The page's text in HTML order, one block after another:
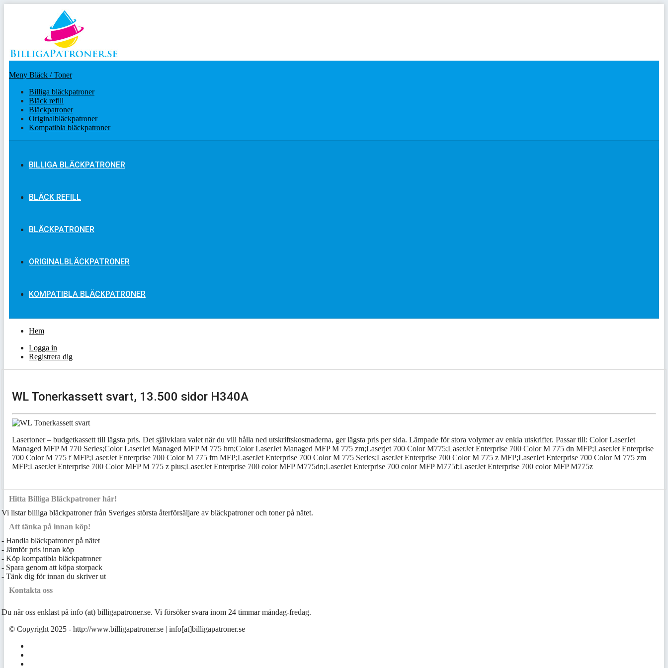
Meny Bläck / Toner
Billiga bläckpatroner
Bläck refill
Bläckpatroner
Originalbläckpatroner
Kompatibla bläckpatroner
BILLIGA BLÄCKPATRONER
BLÄCK REFILL
BLÄCKPATRONER
ORIGINALBLÄCKPATRONER
KOMPATIBLA BLÄCKPATRONER
Hem
Logga in
Registrera dig
WL Tonerkassett svart, 13.500 sidor H340A
Lasertoner – budgetkassett till lägsta pris. Det självklara valet när du vill hålla ned utskriftskostnaderna, ger lägsta pris per sida. Lämpade för stora volymer av enkla utskrifter. Passar till: Color LaserJet
Managed MFP M 770 Series;Color LaserJet Managed MFP M 775 hm;Color LaserJet Managed MFP M 775 zm;Laserjet 700 Color M775;LaserJet Enterprise 700 Color M 775 dn MFP;LaserJet Enterprise
700 Color M 775 f MFP;LaserJet Enterprise 700 Color M 775 fm MFP;LaserJet Enterprise 700 Color M 775 Series;LaserJet Enterprise 700 Color M 775 z MFP;LaserJet Enterprise 700 Color M 775 zm
MFP;LaserJet Enterprise 700 Color MFP M 775 z plus;LaserJet Enterprise 700 color MFP M775dn;LaserJet Enterprise 700 color MFP M775f;LaserJet Enterprise 700 color MFP M775z
Hitta Billiga Bläckpatroner här!
Vi listar billiga bläckpatroner från Sveriges största återförsäljare av bläckpatroner och toner på nätet.
Att tänka på innan köp!
- Handla bläckpatroner på nätet
- Jämför pris innan köp
- Köp kompatibla bläckpatroner
- Spara genom att köpa storpack
- Tänk dig för innan du skriver ut
Kontakta oss
Du når oss enklast på info (at) billigapatroner.se. Vi försöker svara inom 24 timmar måndag-fredag.
© Copyright 2025 - http://www.billigapatroner.se | info[at]billigapatroner.se